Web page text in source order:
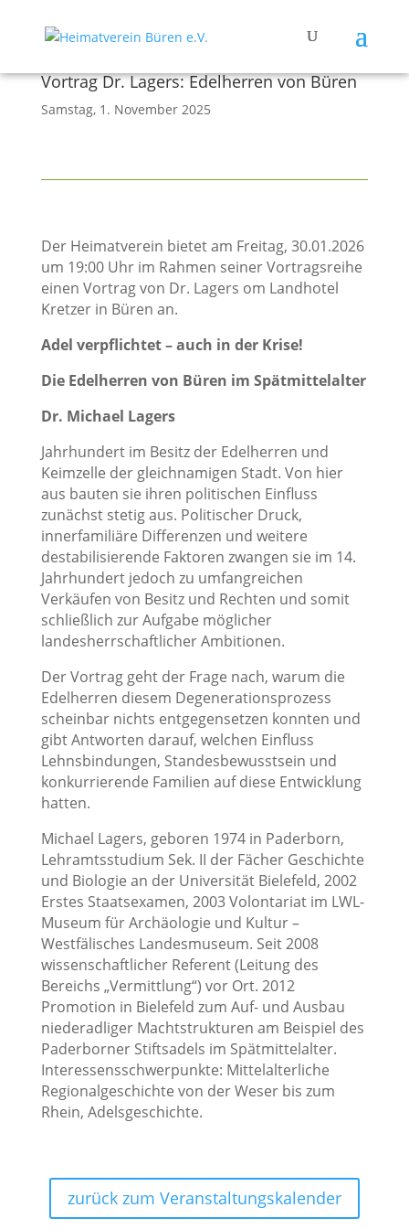
Vortrag Dr. Lagers: Edelherren von Büren
Samstag, 1. November 2025
Der Heimatverein bietet am Freitag, 30.01.2026
um 19:00 Uhr im Rahmen seiner Vortragsreihe
einen Vortrag von Dr. Lagers om Landhotel
Kretzer in Büren an.
Adel verpflichtet – auch in der Krise!
Die Edelherren von Büren im Spätmittelalter
Dr. Michael Lagers
Jahrhundert im Besitz der Edelherren und
Keimzelle der gleichnamigen Stadt. Von hier
aus bauten sie ihren politischen Einfluss
zunächst stetig aus. Politischer Druck,
innerfamiliäre Differenzen und weitere
destabilisierende Faktoren zwangen sie im 14.
Jahrhundert jedoch zu umfangreichen
Verkäufen von Besitz und Rechten und somit
schließlich zur Aufgabe möglicher
landesherrschaftlicher Ambitionen.
Der Vortrag geht der Frage nach, warum die
Edelherren diesem Degenerationsprozess
scheinbar nichts entgegensetzen konnten und
gibt Antworten darauf, welchen Einfluss
Lehnsbindungen, Standesbewusstsein und
konkurrierende Familien auf diese Entwicklung
hatten.
Michael Lagers, geboren 1974 in Paderborn,
Lehramtsstudium Sek. II der Fächer Geschichte
und Biologie an der Universität Bielefeld, 2002
Erstes Staatsexamen, 2003 Volontariat im LWL-
Museum für Archäologie und Kultur –
Westfälisches Landesmuseum. Seit 2008
wissenschaftlicher Referent (Leitung des
Bereichs „Vermittlung“) vor Ort. 2012
Promotion in Bielefeld zum Auf- und Ausbau
niederadliger Machtstrukturen am Beispiel des
Paderborner Stiftsadels im Spätmittelalter.
Interessensschwerpunkte: Mittelalterliche
Regionalgeschichte von der Weser bis zum
Rhein, Adelsgeschichte.
zurück zum Veranstaltungskalender